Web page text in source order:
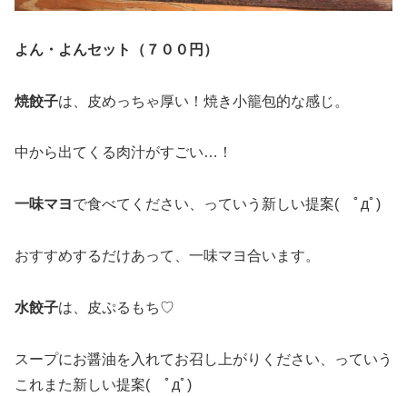
よん・よんセット（７００円）
焼餃子は、皮めっちゃ厚い！焼き小籠包的な感じ。
中から出てくる肉汁がすごい…！
一味マヨで食べてください、っていう新しい提案( ﾟдﾟ)
おすすめするだけあって、一味マヨ合います。
水餃子は、皮ぷるもち♡
スープにお醤油を入れてお召し上がりください、っていう
これまた新しい提案( ﾟдﾟ)